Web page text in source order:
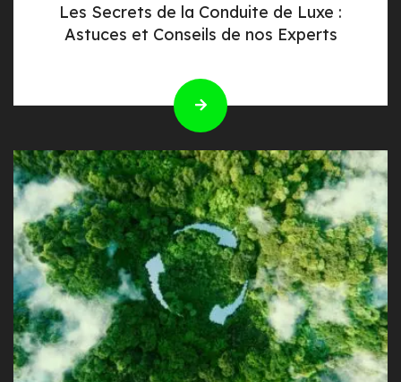
Les Secrets de la Conduite de Luxe :
Astuces et Conseils de nos Experts